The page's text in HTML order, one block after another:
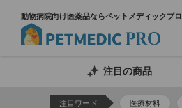
動物病院向け医薬品ならペットメディックプロ
注目の商品
注目ワード 医療材料